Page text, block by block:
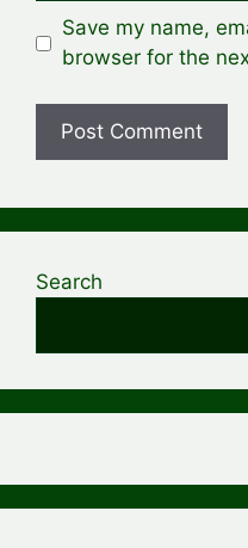
Save my name,
browser for the
Search